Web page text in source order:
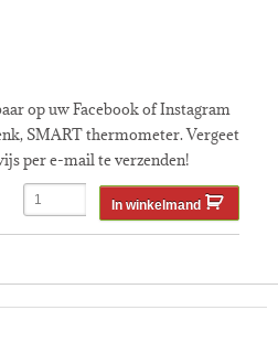
op uw Facebook of Instagram
SMART thermometer. Vergeet
per e-mail te verzenden!
In winkelmand